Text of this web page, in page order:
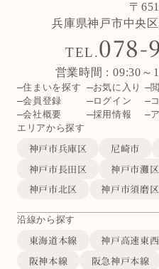
〒
兵庫県神戸市中央
TEL.078-
営業時間 : 09:30
住まいを探す お気に入り
会員登録
ログイン
会社概要
採用情報
エリアから探す
神戸市兵庫区 尼崎市
神戸市長田区
神戸市灘区
神戸市北区
神戸市須磨区
沿線から探す
東海道本線 神戸高速東
阪神本線
阪急神戸本線